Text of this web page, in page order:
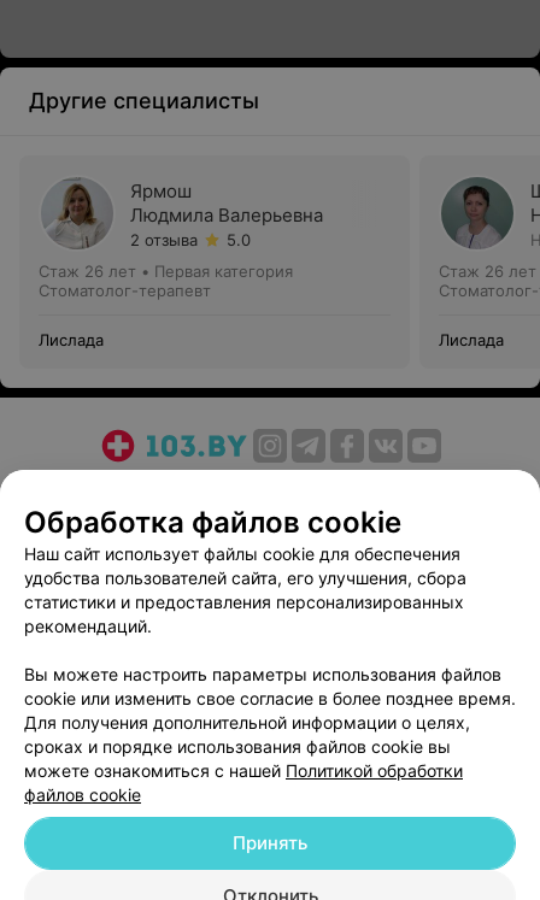
Другие специалисты
Ярмош
Людмила Валерьевна
2 отзыва
5.0
Стаж 26 лет • Первая категория
Стоматолог-терапевт
Лислада
Стаж 26 лет
Лислада
Медицинский маркетинг
Публичный договор
Пользовательское соглашение
Способы оплаты
Вакансии
Партнеры
Написать руководителю 103.by
Персональные настройки cookie
Обработка персональных данных
Обработка файлов cookie
Наш сайт использует файлы cookie для обеспечения
удобства пользователей сайта, его улучшения, сбора
статистики и предоставления персонализированных
рекомендаций.
Вы можете настроить параметры использования файлов
cookie или изменить свое согласие в более позднее время.
Для получения дополнительной информации о целях,
сроках и порядке использования файлов cookie вы
можете ознакомиться с нашей Политикой обработки
файлов cookie
Принять